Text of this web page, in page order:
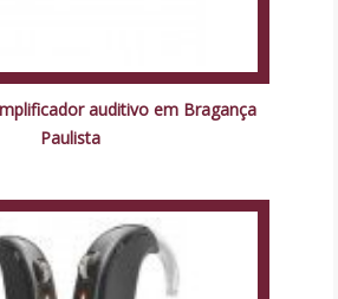
auditivo em Bragança
Paulista